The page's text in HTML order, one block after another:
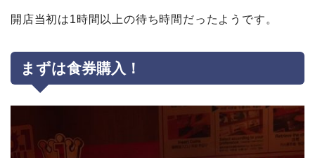
開店当初は1時間以上の待ち時間だったようです。
まずは食券購入！